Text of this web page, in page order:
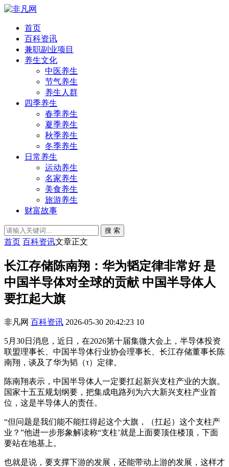
首页
百科资讯
兼职副业项目
养生文化
中医养生
节气养生
养生人群
四季养生
春季养生
夏季养生
秋季养生
冬季养生
日常养生
运动养生
名家养生
美食养生
旅游养生
财富故事
搜 索
首页 百科资讯文章正文
长江存储陈南翔：华为韬定律非常好 是
中国半导体对全球的贡献 中国半导体人
要扛起大旗
非凡网 百科资讯 2026-05-30 20:42:23 10
5月30日消息，近日，在2026第十届集微大会上，半导体投资
联盟理事长、中国半导体行业协会理事长、长江存储董事长陈
南翔，谈及了华为韬（τ）定律。
陈南翔表示，中国半导体人一定要扛起新兴支柱产业的大旗。
国家十五五规划纲要，把集成电路列为六大新兴支柱产业首
位，这是半导体人的责任。
“但问题是我们能不能扛得起这个大旗，（扛起）这个支柱产
业？”他进一步形象解读称“支柱’就是上面要顶住楼顶，下面
要站在地基上。
也就是说，要支撑下游的发展，还能带动上游的发展，这样才